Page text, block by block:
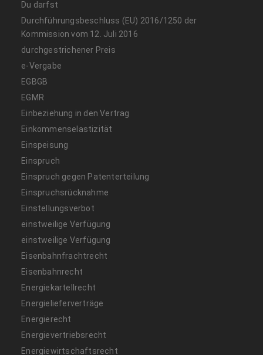
Du darfst
Durchführungsbeschluss (EU) 2016/1250 der
Kommission vom 12. Juli 2016
durchgestrichener Preis
e-Vergabe
EGBGB
EGMR
Einbeziehung in den Vertrag
Einkommenselastizität
Einspeisung
Einspruch
Einspruch gegen Patenterteilung
Einspruchsrücknahme
Einstellungsverbot
einstweilige Verfügung
einstweilige Verfügung
Eisenbahnfrachtrecht
Eisenbahnrecht
Energiekartellrecht
Energielieferverträge
Energierecht
Energievertriebsrecht
Energiewirtschaftsrecht